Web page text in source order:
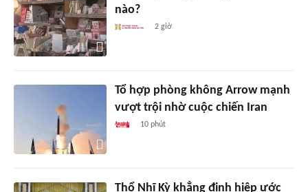
nào?
2 giờ
Tổ hợp phòng không Arrow mạnh
vượt trội nhờ cuộc chiến Iran
10 phút
Thổ Nhĩ Kỳ khẳng định hiệp ước